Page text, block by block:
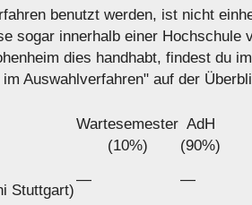
benutzt werden, ist nicht
sogar innerhalb einer Hochschule
dies handhabt, findest du
Auswahlverfahren" auf der
Wartesemester
(10%)
AdH
(90%)
Stuttgart)
―
―